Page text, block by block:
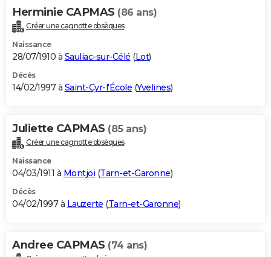
Herminie CAPMAS (86 ans)
Créer une cagnotte obsèques
Naissance
28/07/1910 à Sauliac-sur-Célé (Lot)
Décès
14/02/1997 à Saint-Cyr-l'École (Yvelines)
Juliette CAPMAS (85 ans)
Créer une cagnotte obsèques
Naissance
04/03/1911 à Montjoi (Tarn-et-Garonne)
Décès
04/02/1997 à Lauzerte (Tarn-et-Garonne)
Andree CAPMAS (74 ans)